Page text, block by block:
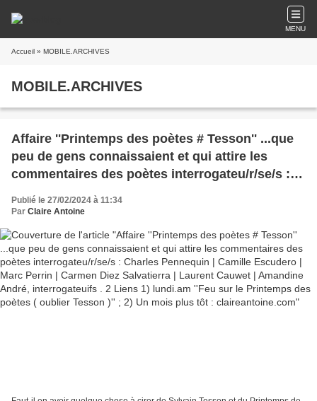
MENU
Accueil » MOBILE.ARCHIVES
MOBILE.ARCHIVES
Affaire ''Printemps des poètes # Tesson'' ...que
peu de gens connaissaient et qui attire les
commentaires des poètes interrogateu/r/se/s :
Charles Pennequin | Camille Escudero | Marc
Perrin | Carmen Diez Salvatierra | Laurent
Liens 1) lundi.am ''Feu sur le Printemps des
poètes ( oublier Tesson )'' ; 2) Un mois plus tôt :
claireantoine.com
Publié le 27/02/2024 à 11:34
Par Claire Antoine